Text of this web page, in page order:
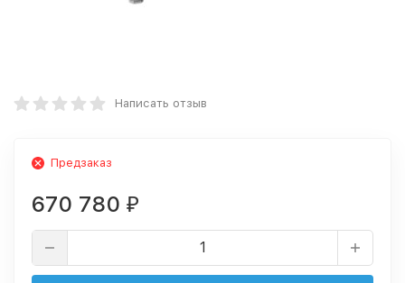
Написать отзыв
Предзаказ
670 780 ₽